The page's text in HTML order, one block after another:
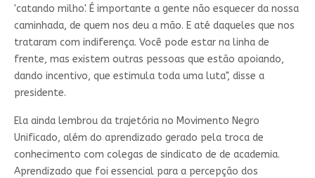
'catando milho'. É importante a gente não esquecer da nossa
caminhada, de quem nos deu a mão. E até daqueles que nos
trataram com indiferença. Você pode estar na linha de
frente, mas existem outras pessoas que estão apoiando,
dando incentivo, que estimula toda uma luta", disse a
presidente.
Ela ainda lembrou da trajetória no Movimento Negro
Unificado, além do aprendizado gerado pela troca de
conhecimento com colegas de sindicato de de academia.
Aprendizado que foi essencial para a percepção dos